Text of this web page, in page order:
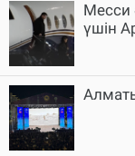
Месси
үшін